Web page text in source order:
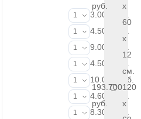
ФИО и даты
1
3.000 руб.
ФИО и даты
1
4.500 руб.
ФИО и даты
1
9.000 руб.
Портрет
1
4.500 руб.
Портрет
1
10.000 руб.
Фотокерамика
1
4.600 руб.
Фото на
1
8.300 руб.
руб.
x
60
x
12
см.
193.700
руб.
120
x